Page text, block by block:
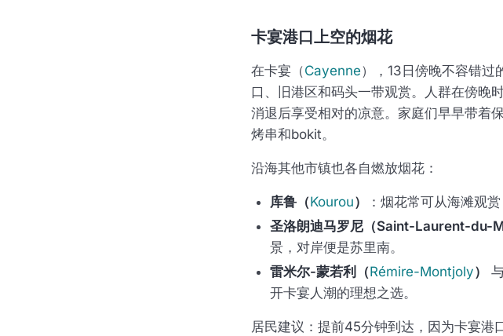
卡宴港口上空的烟花
在卡宴（Cayenne），13日傍晚不容错过
口、旧港区和码头一带观赏。人群在傍晚
消退后享受相对的凉意。家庭们早早带着
烤串和bokit。
沿海其他市镇也各自燃放烟花：
库鲁（Kourou）
：烟花常可从海滩观
圣洛朗迪马罗尼（Saint-Laurent-du-
景，对岸便是苏里南。
雷米尔-蒙若利（Rémire-Montjoly）
开卡宴人潮的理想之选。
居民建议：提前45分钟到达，因为卡宴港